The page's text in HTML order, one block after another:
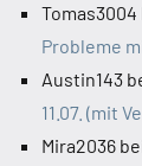
Tomas3004
Probleme
Austin143
11.07. (mit
Mira2036